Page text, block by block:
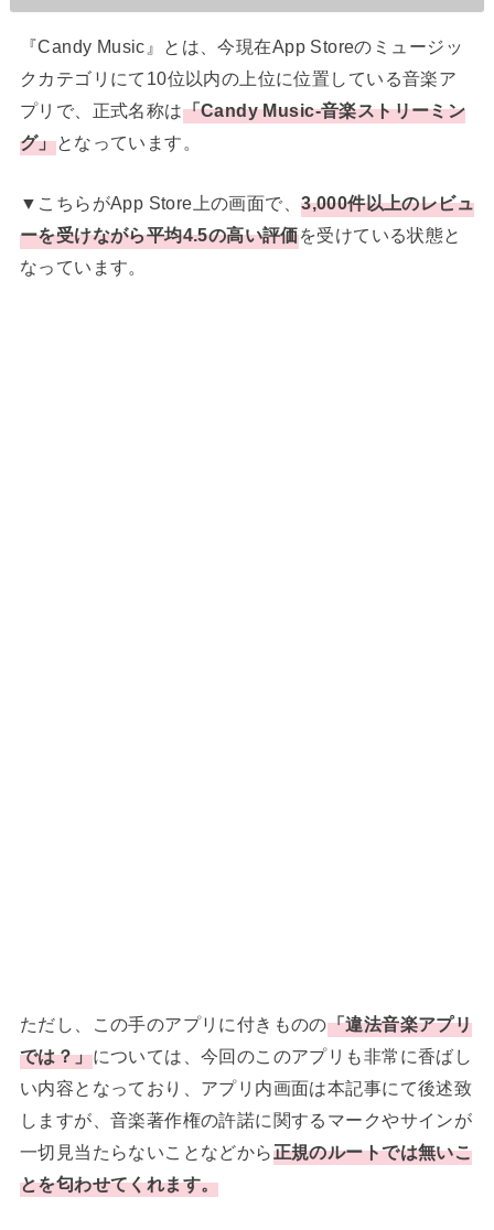
『Candy Music』とは、今現在App Storeのミュージッ
クカテゴリにて10位以内の上位に位置している音楽ア
プリで、正式名称は「Candy Music-音楽ストリーミン
グ」となっています。
▼こちらがApp Store上の画面で、3,000件以上のレビュ
ーを受けながら平均4.5の高い評価を受けている状態と
なっています。
ただし、この手のアプリに付きものの「違法音楽アプリ
では？」については、今回のこのアプリも非常に香ばし
い内容となっており、アプリ内画面は本記事にて後述致
しますが、音楽著作権の許諾に関するマークやサインが
一切見当たらないことなどから正規のルートでは無いこ
とを匂わせてくれます。